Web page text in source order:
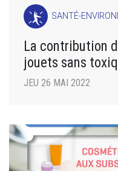
SANTÉ-
La contribution
jouets sans
JEU 26 MAI 2022